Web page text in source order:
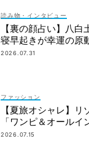
読み物・インタビュー
【裏の顔占い】八
寝早起きが幸運の原
2026.07.31
ファッション
【夏旅オシャレ】
「ワンピ＆オールイ
2026.07.15